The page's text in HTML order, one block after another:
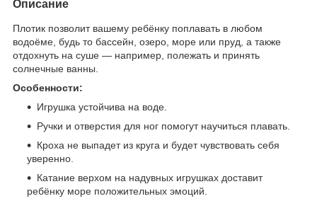
Описание
Плотик позволит вашему ребёнку поплавать в любом
водоёме, будь то бассейн, озеро, море или пруд, а также
отдохнуть на суше — например, полежать и принять
солнечные ванны.
Особенности:
Игрушка устойчива на воде.
Ручки и отверстия для ног помогут научиться плавать.
Кроха не выпадет из круга и будет чувствовать себя
уверенно.
Катание верхом на надувных игрушках доставит
ребёнку море положительных эмоций.